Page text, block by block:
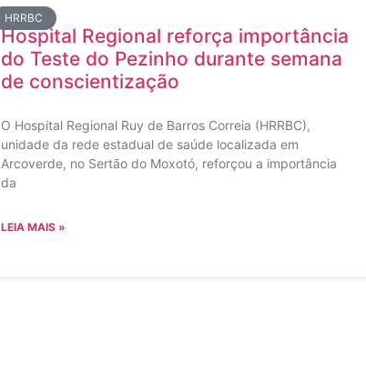
HRRBC
Hospital Regional reforça importância
do Teste do Pezinho durante semana
de conscientização
O Hospital Regional Ruy de Barros Correia (HRRBC),
unidade da rede estadual de saúde localizada em
Arcoverde, no Sertão do Moxotó, reforçou a importância
da
LEIA MAIS »